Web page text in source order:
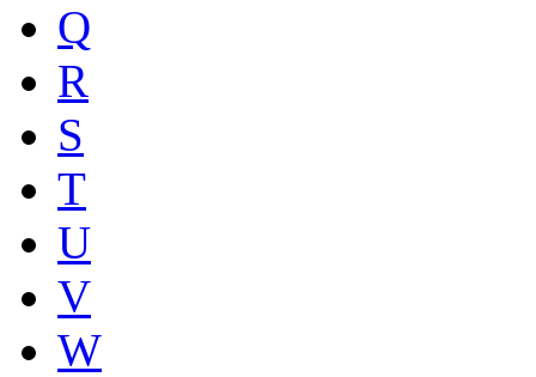
Q
R
S
T
U
V
W